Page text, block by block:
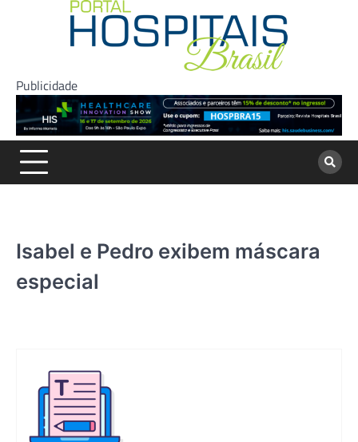
Publicidade
Isabel e Pedro exibem máscara
especial